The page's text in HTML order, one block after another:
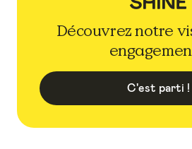
Découvrez notre
C'est parti !